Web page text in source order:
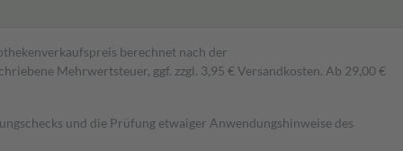
berechnet nach der
Mehrwertsteuer, ggf. zzgl. 3,95 € Versandkosten. Ab 29,00 €
und die Prüfung etwaiger Anwendungshinweise des